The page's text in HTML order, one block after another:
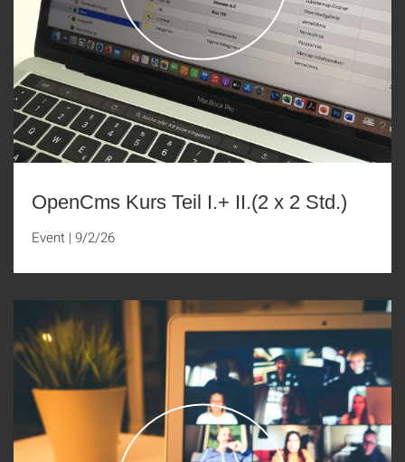
OpenCms Kurs Teil I.+ II.(2 x 2 Std.)
Event | 9/2/26